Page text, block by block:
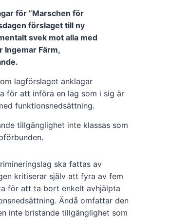
för ”Marschen för
förslaget till ny
svek mot alla med
Ingemar Färm,
lagförslaget anklagar
för att införa en lag som i sig är
funktionsnedsättning.
tillgänglighet inte klassas som
ska fattas av
kritiserar själv att fyra av fem
för att ta bort enkelt avhjälpta
Ändå omfattar den
inte bristande tillgänglighet som